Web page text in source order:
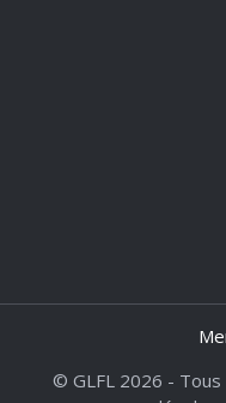
© GLFL 2026 -